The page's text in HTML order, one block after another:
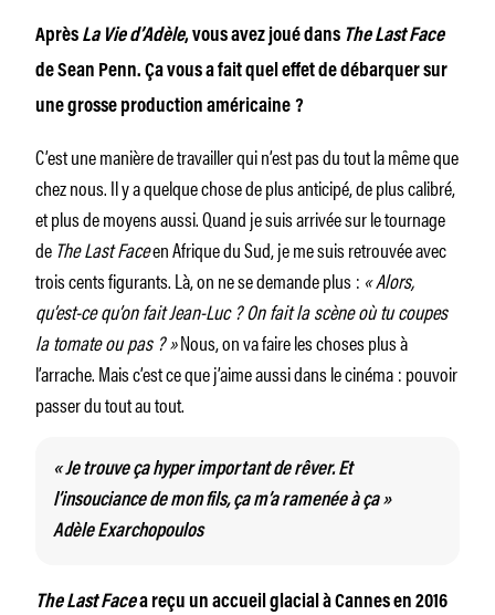
Après La Vie d’Adèle, vous avez joué dans The Last Face
de Sean Penn. Ça vous a fait quel effet de débarquer sur
une grosse production américaine ?
C’est une manière de travailler qui n’est pas du tout la même que
chez nous. Il y a quelque chose de plus anticipé, de plus calibré,
et plus de moyens aussi. Quand je suis arrivée sur le tournage
deThe Last Faceen Afrique du Sud, je me suis retrouvée avec
trois cents figurants. Là, on ne se demande plus : « Alors,
qu’est-ce qu’on fait Jean-Luc ? On fait la scène où tu coupes
la tomate ou pas ? »Nous, on va faire les choses plus à
l’arrache. Mais c’est ce que j’aime aussi dans le cinéma : pouvoir
passer du tout au tout.
« Je trouve ça hyper important de rêver. Et
l’insouciance de mon fils, ça m’a ramenée à ça »
Adèle Exarchopoulos
The Last Facea reçu un accueil glacial à Cannes en 2016